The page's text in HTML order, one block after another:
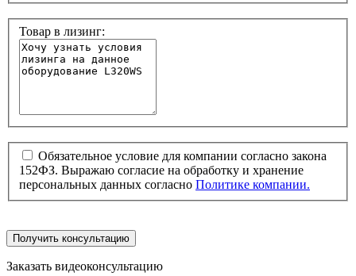
Товар в лизинг:
Обязательное условие для компании согласно закона
152ФЗ. Выражаю согласие на обработку и хранение
персональных данных согласно Политике компании.
Получить консультацию
Заказать видеоконсультацию